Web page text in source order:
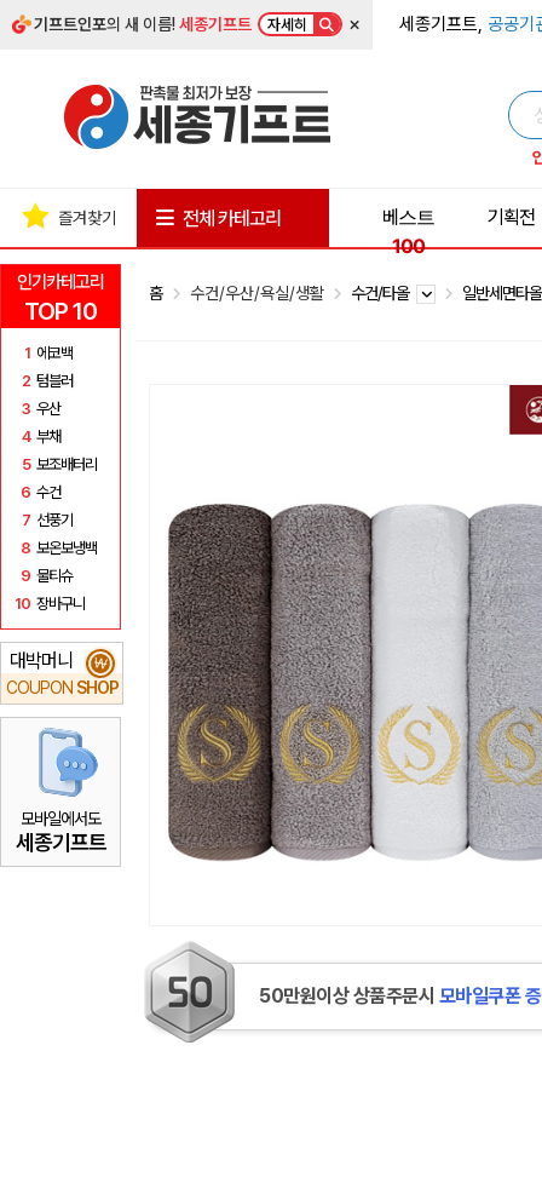
기프트인포의 새 이름!세종기프트 자세히 × 세종기프트, 공공기
인기카테고리
TOP 10
1 에코백
2 텀블러
3 우산
4 부채
5 보조배터리
6 수건
7 선풍기
8 보온보냉백
9 물티슈
10 장바구니
대박머니
COUPON SHOP
₩
모바일에서도
세종기프트
즐겨찾기 전체 카테고리
베스트
100
기획전
홈 수건/우산/욕실/생활 수건/타올 일반세면타
50만원이상 상품주문시 모바일쿠폰